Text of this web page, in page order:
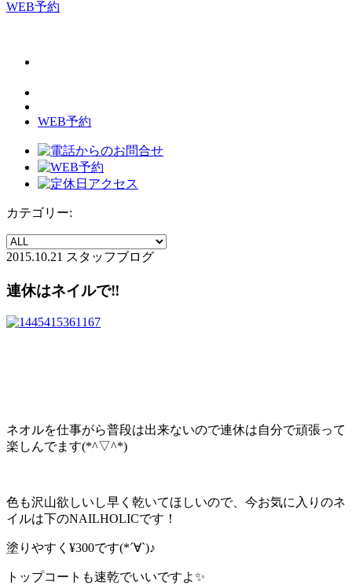
WEB予約
WEB予約
カテゴリー:
2015.10.21 スタッフブログ
連休はネイルで‼
ネオルを仕事がら普段は出来ないので連休は自分で頑張って
楽しんでます(*^▽^*)
色も沢山欲しいし早く乾いてほしいので、今お気に入りのネ
イルは下のNAILHOLICです！
塗りやすく¥300です(*´∀`)♪
トップコートも速乾でいいですよ✨